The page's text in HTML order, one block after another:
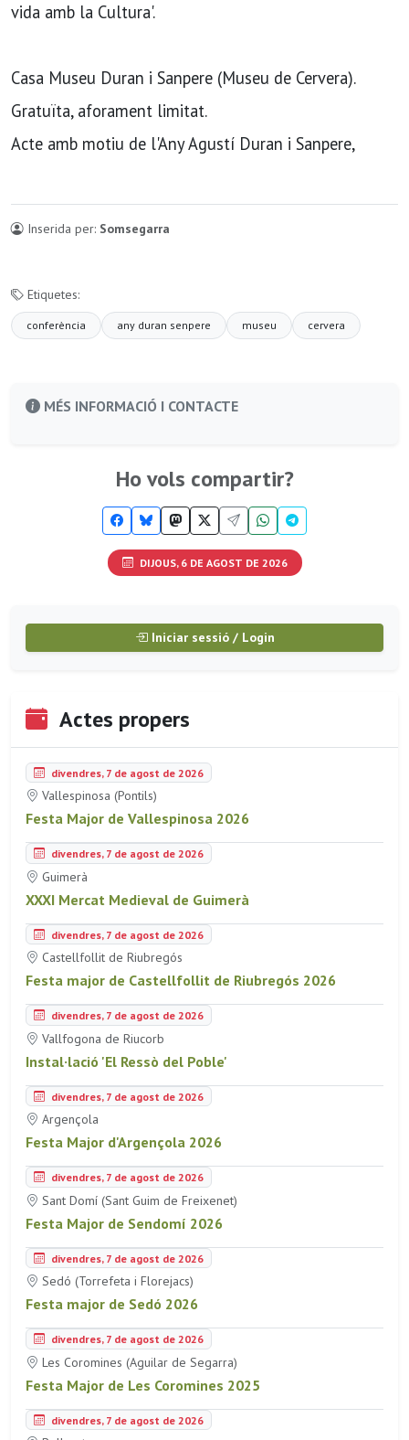
vida amb la Cultura'.
Casa Museu Duran i Sanpere (Museu de Cervera).
Gratuïta, aforament limitat.
Acte amb motiu de l'Any Agustí Duran i Sanpere,
Inserida per: Somsegarra
Etiquetes:
conferència any duran senpere museu cervera
MÉS INFORMACIÓ I CONTACTE
Ho vols compartir?
DIJOUS, 6 DE AGOST DE 2026
Iniciar sessió / Login
Actes propers
divendres, 7 de agost de 2026
Vallespinosa (Pontils)
Festa Major de Vallespinosa 2026
divendres, 7 de agost de 2026
Guimerà
XXXI Mercat Medieval de Guimerà
divendres, 7 de agost de 2026
Castellfollit de Riubregós
Festa major de Castellfollit de Riubregós 2026
divendres, 7 de agost de 2026
Vallfogona de Riucorb
Instal·lació 'El Ressò del Poble'
divendres, 7 de agost de 2026
Argençola
Festa Major d'Argençola 2026
divendres, 7 de agost de 2026
Sant Domí (Sant Guim de Freixenet)
Festa Major de Sendomí 2026
divendres, 7 de agost de 2026
Sedó (Torrefeta i Florejacs)
Festa major de Sedó 2026
divendres, 7 de agost de 2026
Les Coromines (Aguilar de Segarra)
Festa Major de Les Coromines 2025
divendres, 7 de agost de 2026